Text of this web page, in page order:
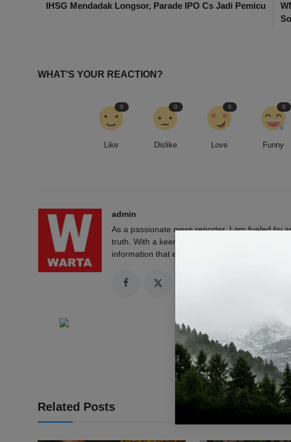
IHSG Mendadak Longsor, Parade IPO Cs Jadi Pemicu
WHAT'S YOUR REACTION?
Like
0
Dislike
0
Love
0
Funny
0
admin
As a passionate news reporter, I am fueled by
truth. With a keen eye for detail and a
information that empowers and engages readers.
Related Posts